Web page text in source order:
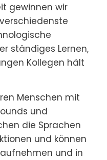
gewinnen wir
ständiges Lernen,
Kollegen hält
Menschen mit
und
die Sprachen
und können
und in